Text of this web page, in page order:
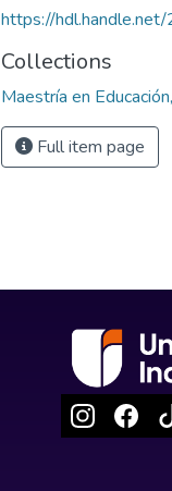
https://
Collections
Maestría en
Full item page